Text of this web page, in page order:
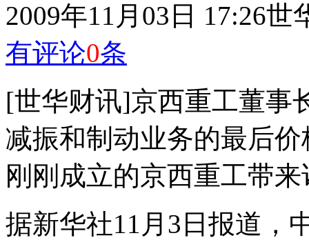
2009年11月03日 17:26世
有评论0条
[世华财讯]京西重工董事
减振和制动业务的最后
刚刚成立的京西重工带
据新华社11月3日报道，